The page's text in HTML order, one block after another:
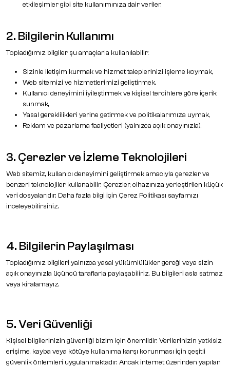
etkileşimler gibi site kullanımınıza dair veriler.
2. Bilgilerin Kullanımı
Topladığımız bilgiler şu amaçlarla kullanılabilir:
Sizinle iletişim kurmak ve hizmet taleplerinizi işleme koymak,
Web sitemizi ve hizmetlerimizi geliştirmek,
Kullanıcı deneyimini iyileştirmek ve kişisel tercihlere göre içerik
sunmak,
Yasal gereklilikleri yerine getirmek ve politikalarımıza uymak,
Reklam ve pazarlama faaliyetleri (yalnızca açık onayınızla).
3. Çerezler ve İzleme Teknolojileri
Web sitemiz, kullanıcı deneyimini geliştirmek amacıyla çerezler ve
benzeri teknolojiler kullanabilir. Çerezler, cihazınıza yerleştirilen küçük
veri dosyalarıdır. Daha fazla bilgi için Çerez Politikası sayfamızı
inceleyebilirsiniz.
4. Bilgilerin Paylaşılması
Topladığımız bilgileri yalnızca yasal yükümlülükler gereği veya sizin
açık onayınızla üçüncü taraflarla paylaşabiliriz. Bu bilgileri asla satmaz
veya kiralamayız.
5. Veri Güvenliği
Kişisel bilgilerinizin güvenliği bizim için önemlidir. Verilerinizin yetkisiz
erişime, kayba veya kötüye kullanıma karşı korunması için çeşitli
güvenlik önlemleri uygulanmaktadır. Ancak internet üzerinden yapılan